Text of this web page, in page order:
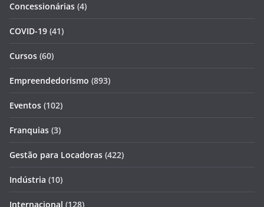
Concessionárias (4)
COVID-19 (41)
Cursos (60)
Empreendedorismo (893)
Eventos (102)
Franquias (3)
Gestão para Locadoras (422)
Indústria (10)
Internacional (128)